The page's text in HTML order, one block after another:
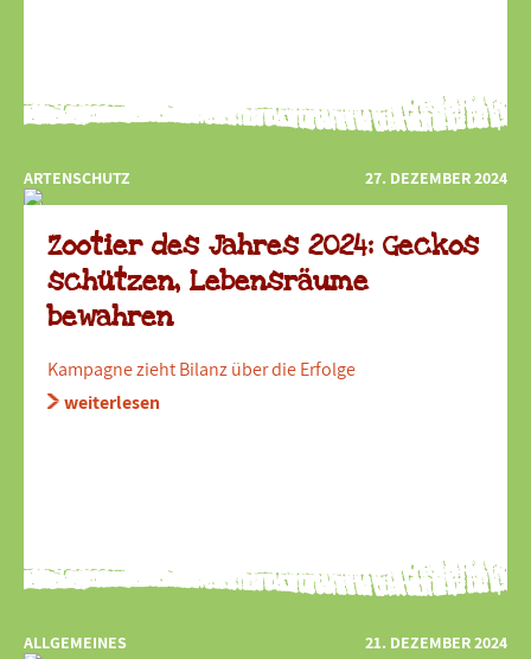
ARTENSCHUTZ 27. DEZEMBER 2024
Zootier des Jahres 2024: Geckos
schützen, Lebensräume
bewahren
Kampagne zieht Bilanz über die Erfolge
weiterlesen
ALLGEMEINES 21. DEZEMBER 2024